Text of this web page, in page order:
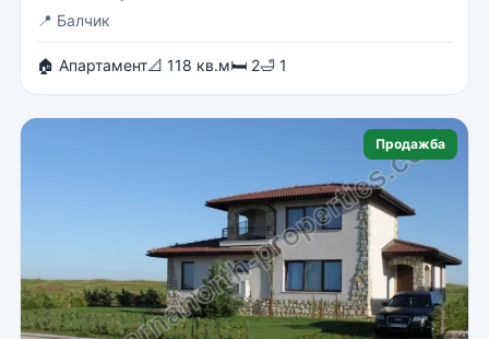
📍 Балчик
🏠 Апартамент📐 118 кв.м🛏 2🛁 1
Продажба